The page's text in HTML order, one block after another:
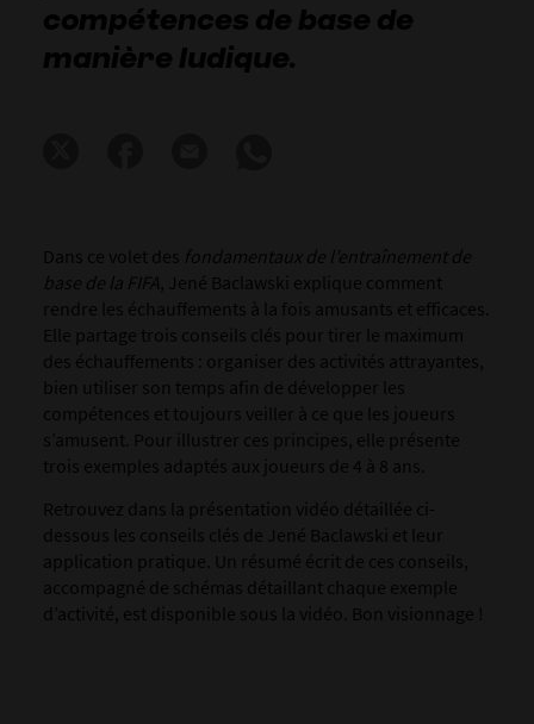
compétences de base de
manière ludique.
Dans ce volet des fondamentaux de l’entraînement de
base de la FIFA, Jené Baclawski explique comment
rendre les échauffements à la fois amusants et efficaces.
Elle partage trois conseils clés pour tirer le maximum
des échauffements : organiser des activités attrayantes,
bien utiliser son temps afin de développer les
compétences et toujours veiller à ce que les joueurs
s’amusent. Pour illustrer ces principes, elle présente
trois exemples adaptés aux joueurs de 4 à 8 ans.
Retrouvez dans la présentation vidéo détaillée ci-
dessous les conseils clés de Jené Baclawski et leur
application pratique. Un résumé écrit de ces conseils,
accompagné de schémas détaillant chaque exemple
d’activité, est disponible sous la vidéo. Bon visionnage !